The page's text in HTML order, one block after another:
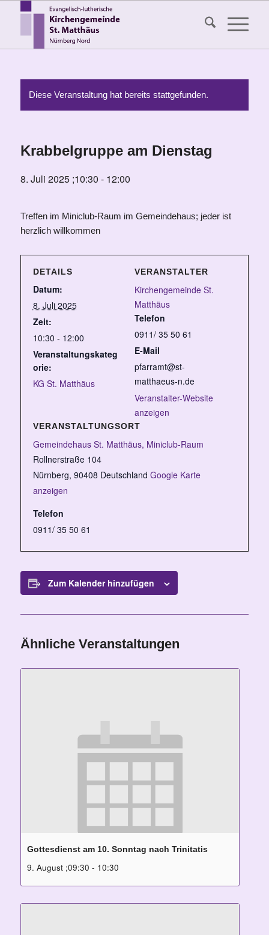
Diese Veranstaltung hat bereits stattgefunden.
Krabbelgruppe am Dienstag
8. Juli 2025 ;10:30 - 12:00
Treffen im Miniclub-Raum im Gemeindehaus; jeder ist
herzlich willkommen
DETAILS
Datum:
8. Juli 2025
Zeit:
10:30 - 12:00
Veranstaltungskateg
orie:
KG St. Matthäus
VERANSTALTUNGSORT
Gemeindehaus St. Matthäus, Miniclub-Raum
Rollnerstraße 104
Nürnberg, 90408 Deutschland Google Karte
anzeigen
Telefon
0911/ 35 50 61
VERANSTALTER
Kirchengemeinde St.
Matthäus
Telefon
0911/ 35 50 61
E-Mail
pfarramt@st-
matthaeus-n.de
Veranstalter-Website
anzeigen
Zum Kalender hinzufügen
Ähnliche Veranstaltungen
Gottesdienst am 10. Sonntag nach Trinitatis
9. August ;09:30 - 10:30